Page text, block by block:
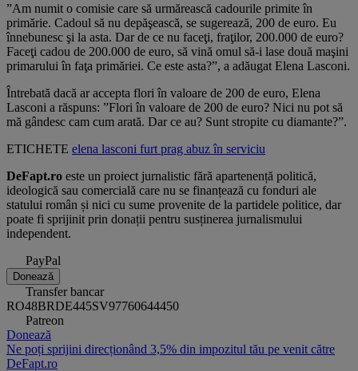
”Am numit o comisie care să urmărească cadourile primite în
primărie. Cadoul să nu depăşească, se sugerează, 200 de euro. Eu
înnebunesc şi la asta. Dar de ce nu faceţi, fraţilor, 200.000 de euro?
Faceţi cadou de 200.000 de euro, să vină omul să-i lase două maşini
primarului în faţa primăriei. Ce este asta?”, a adăugat Elena Lasconi.
Întrebată dacă ar accepta flori în valoare de 200 de euro, Elena
Lasconi a răspuns: ”Flori în valoare de 200 de euro? Nici nu pot să
mă gândesc cam cum arată. Dar ce au? Sunt stropite cu diamante?”.
ETICHETE elena lasconi furt prag abuz în serviciu
DeFapt.ro este un proiect jurnalistic fără apartenență politică,
ideologică sau comercială care nu se finanțează cu fonduri ale
statului român și nici cu sume provenite de la partidele politice, dar
poate fi sprijinit prin donații pentru susținerea jurnalismului
independent.
PayPal
Donează
Transfer bancar
RO48BRDE445SV97760644450
Patreon
Donează
Ne poți sprijini direcționând 3,5% din impozitul tău pe venit către
DeFapt.ro